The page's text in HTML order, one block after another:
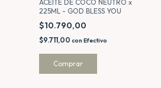
ACEITE DE COCO NEUTRO x
225ML - GOD BLESS YOU
$10.790,00
$9.711,00 con Efectivo